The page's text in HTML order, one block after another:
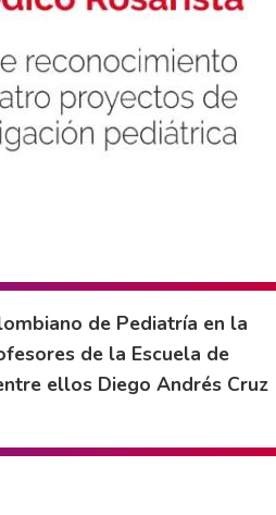
de Pediatría en la
de la Escuela de
ellos Diego Andrés Cruz